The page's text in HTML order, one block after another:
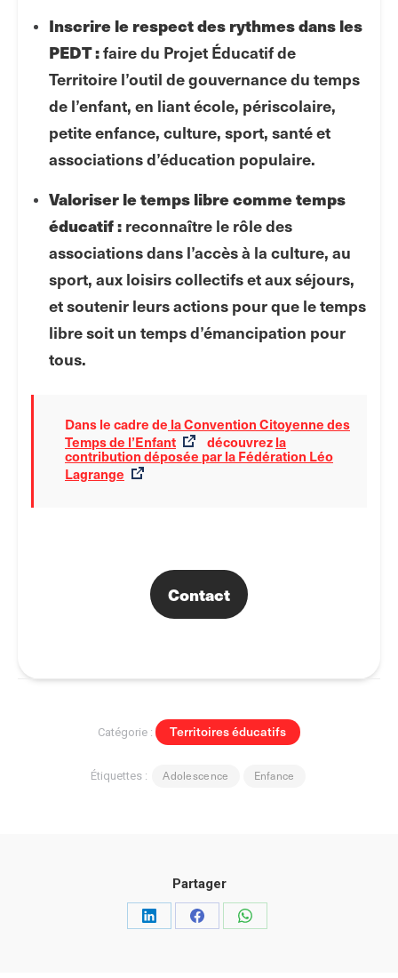
Inscrire le respect des rythmes dans les
PEDT :faire du Projet Éducatif de
Territoire l’outil de gouvernance du temps
de l’enfant, en liant école, périscolaire,
petite enfance, culture, sport, santé et
associations d’éducation populaire.
Valoriser le temps libre comme temps
éducatif : reconnaître le rôle des
associations dans l’accès à la culture, au
sport, aux loisirs collectifs et aux séjours,
et soutenir leurs actions pour que le temps
libre soit un temps d’émancipation pour
tous.
Dans le cadre de la Convention Citoyenne des
Temps de l’Enfant
découvrezla
contribution déposée par la Fédération Léo
Lagrange
Contact
Catégorie : Territoires éducatifs
Étiquettes : Adolescence Enfance
Partager
PartagerPartagerPartager